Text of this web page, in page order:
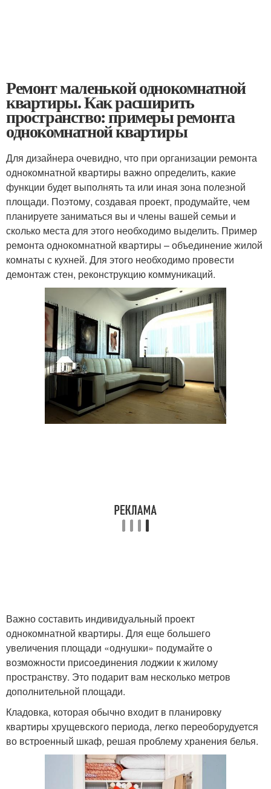
Ремонт маленькой однокомнатной
квартиры. Как расширить
пространство: примеры ремонта
однокомнатной квартиры
Для дизайнера очевидно, что при организации ремонта
однокомнатной квартиры важно определить, какие
функции будет выполнять та или иная зона полезной
площади. Поэтому, создавая проект, продумайте, чем
планируете заниматься вы и члены вашей семьи и
сколько места для этого необходимо выделить. Пример
ремонта однокомнатной квартиры – объединение жилой
комнаты с кухней. Для этого необходимо провести
демонтаж стен, реконструкцию коммуникаций.
Важно составить индивидуальный проект
однокомнатной квартиры. Для еще большего
увеличения площади «однушки» подумайте о
возможности присоединения лоджии к жилому
пространству. Это подарит вам несколько метров
дополнительной площади.
Кладовка, которая обычно входит в планировку
квартиры хрущевского периода, легко переоборудуется
во встроенный шкаф, решая проблему хранения белья.